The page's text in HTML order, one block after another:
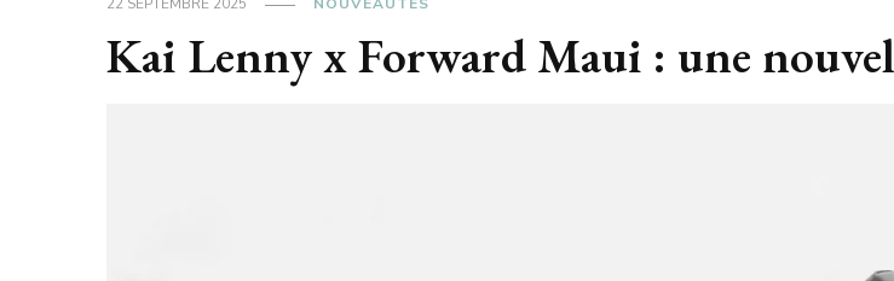
22 SEPTEMBRE 2025 NOUVEAUTÉS
Kai Lenny x Forward Maui : une